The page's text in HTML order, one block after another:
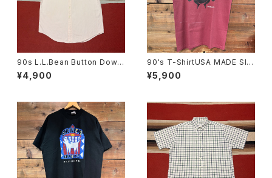
90s L.L.Bean Button Down
Short Sleeve Stripe Shirt s
ize M
¥4,900
90's T-ShirtUSA MADE SIZ
E:L
¥5,900